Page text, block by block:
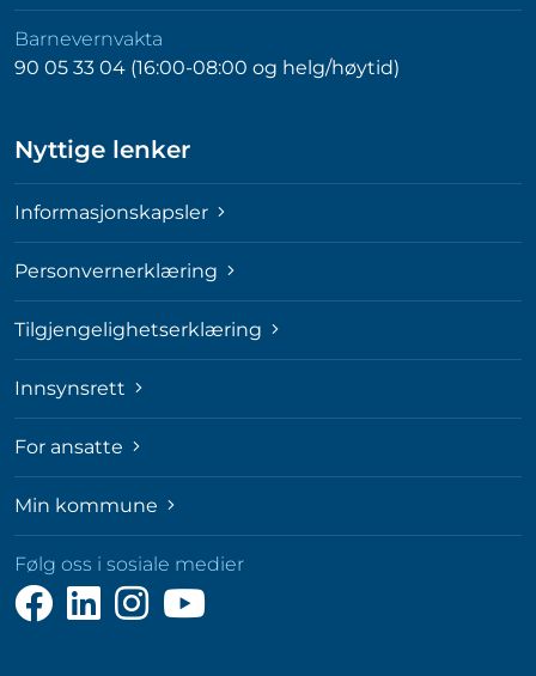
Barnevernvakta
90 05 33 04 (16:00-08:00 og helg/høytid)
Nyttige lenker
Informasjonskapsler
Personvernerklæring
Tilgjengelighetserklæring
Innsynsrett
For ansatte
Min kommune
Følg oss i sosiale medier
Følg
oss
Følg
oss
Følg
oss
Følg
oss